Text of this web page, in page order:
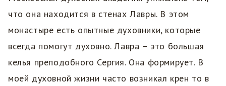
что она находится в стенах Лавры. В этом
монастыре есть опытные духовники, которые
всегда помогут духовно. Лавра – это большая
келья преподобного Сергия. Она формирует. В
моей духовной жизни часто возникал крен то в